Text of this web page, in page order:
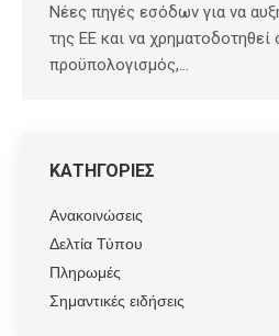
Νέες πηγές εσόδων για να
της ΕΕ και να
προϋπολογισμός,…
ΚΑΤΗΓΟΡΙΕΣ
Ανακοινώσεις
Δελτία Τύπου
Πληρωμές
Σημαντικές ειδήσεις